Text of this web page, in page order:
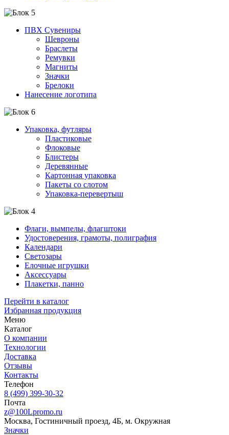
ПВХ Сувениры
Шевроны
Браслеты
Ремувки
Магниты
Значки
Брелоки
Нанесение логотипа
Упаковка, футляры
Пластиковые
Флоковые
Блистеры
Деревянные
Картонная упаковка
Пакеты со слотом
Упаковка-перевертыш
Флаги, вымпелы, флагштоки
Удостоверения, грамоты, полиграфия
Календари
Светозары
Елочные игрушки
Аксессуары
Плакетки, панно
Перейти в каталог
Избранная продукция
Меню
Каталог
О компании
Технологии
Доставка
Отзывы
Контакты
Телефон
8 (499) 399-30-32
Почта
z@100Lpromo.ru
Москва, Гостиничный проезд, 4Б, м. Окружная
Значки